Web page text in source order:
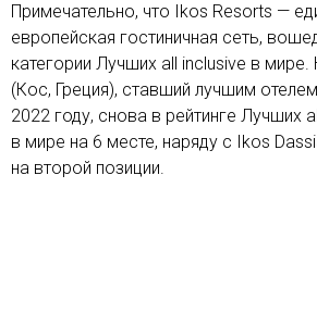
Примечательно, что Ikos Resorts —
европейская гостиничная сеть,
категории Лучших all inclusive в мире.
(Кос, Греция), ставший лучшим
2022 году, снова в рейтинге Лучших
в мире на 6 месте, наряду с Ikos
на второй позиции.